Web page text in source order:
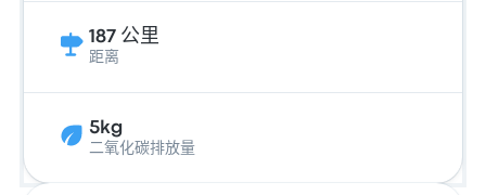
187 公里
距离
5kg
二氧化碳排放量